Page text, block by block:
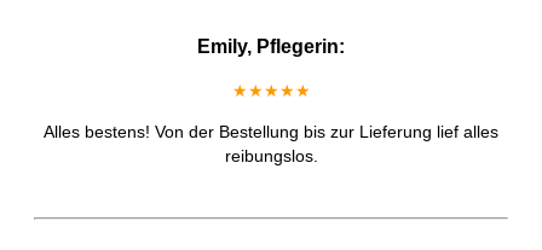
Emily, Pflegerin:
★★★★★
Alles bestens! Von der Bestellung bis zur Lieferung lief alles
reibungslos.